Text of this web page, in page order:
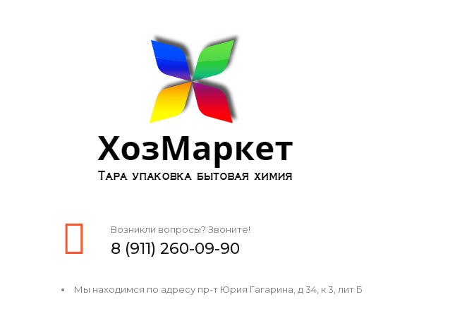
Возникли вопросы? Звоните!
8 (911) 260-09-90
Мы находимся по адресу пр-т Юрия Гагарина, д 34, к 3, лит Б